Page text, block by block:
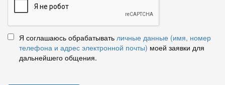
Я соглашаюсь обрабатывать личные данные (имя, номер
телефона и адрес электронной почты) моей заявки для
дальнейшего общения.